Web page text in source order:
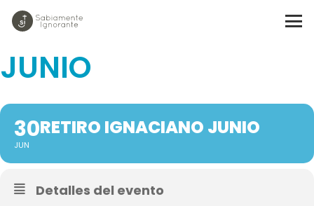
RETIRO IGNACIANO
JUNIO
30
JUN
RETIRO IGNACIANO JUNIO
Detalles del evento